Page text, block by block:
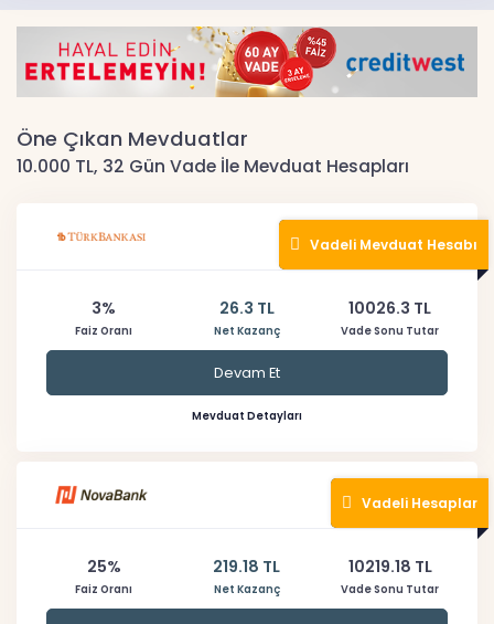
Öne Çıkan Mevduatlar
10.000 TL, 32 Gün Vade İle Mevduat Hesapları
Vadeli Mevduat Hesabı
3%
Faiz Oranı
26.3 TL
Net Kazanç
10026.3 TL
Vade Sonu Tutar
Devam Et
Mevduat Detayları
Vadeli Hesaplar
25%
Faiz Oranı
219.18 TL
Net Kazanç
10219.18 TL
Vade Sonu Tutar